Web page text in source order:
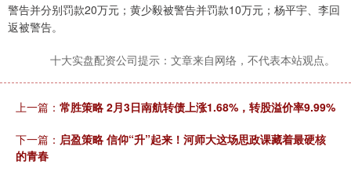
警告并分别罚款20万元；黄少毅被警告并罚款10万元；杨平宇、李回
返被警告。
十大实盘配资公司提示：文章来自网络，不代表本站观点。
上一篇： 常胜策略 2月3日南航转债上涨1.68%，转股溢价率9.99%
下一篇： 启盈策略 信仰“升”起来！河师大这场思政课藏着最硬核
的青春